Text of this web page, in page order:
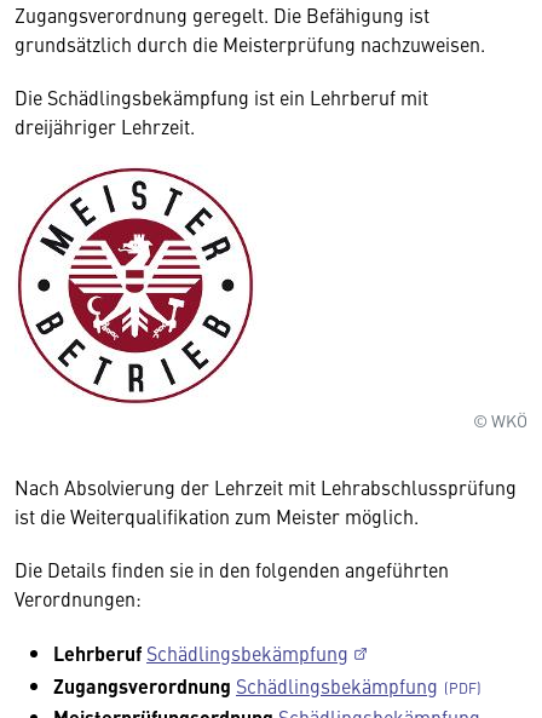
Zugangsverordnung geregelt. Die Befähigung ist
grundsätzlich durch die Meisterprüfung nachzuweisen.
Die Schädlingsbekämpfung ist ein Lehrberuf mit
dreijähriger Lehrzeit.
© WKÖ
Nach Absolvierung der Lehrzeit mit Lehrabschlussprüfung
ist die Weiterqualifikation zum Meister möglich.
Die Details finden sie in den folgenden angeführten
Verordnungen:
Lehrberuf Schädlingsbekämpfung
Zugangsverordnung Schädlingsbekämpfung